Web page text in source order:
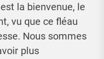
la bienvenue, le
vu que ce fléau
Nous sommes
plus